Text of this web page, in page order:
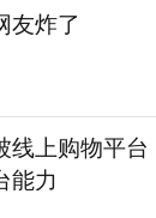
友炸了
线上购物平台
能力